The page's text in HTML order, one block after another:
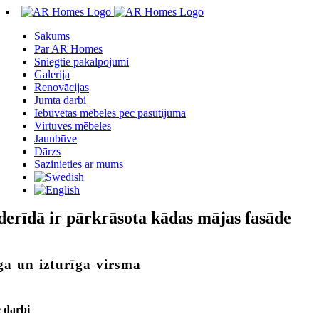
Skip
contentSākums
Par AR Homes
Sniegtie pakalpojumi
Galerija
Renovācijas
Jumta darbi
Iebūvētas mēbeles pēc pasūtijuma
Virtuves mēbeles
Jaunbūve
Dārzs
Sazinieties ar mums
ir pārkrāsota kādas mājas fasāde
un izturīga virsma
darbi